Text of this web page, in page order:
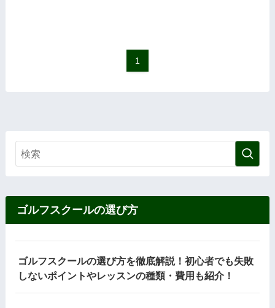
1
ゴルフスクールの選び方
ゴルフスクールの選び方を徹底解説！初心者でも失敗
しないポイントやレッスンの種類・費用も紹介！